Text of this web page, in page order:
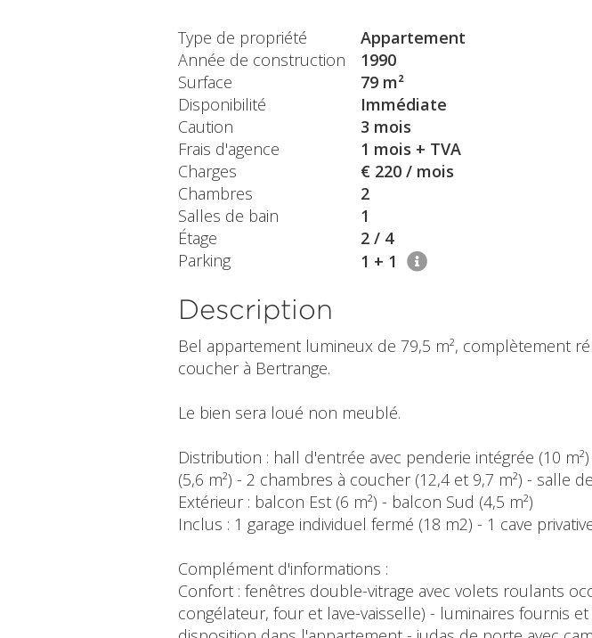
Type de propriété
Appartement
Année de construction
1990
Surface
79 m²
Disponibilité
Immédiate
Caution
3 mois
Frais d'agence
1 mois + TVA
Charges
€ 220 / mois
Chambres
2
Salles de bain
1
Étage
2 / 4
Parking
1 + 1
Description
Bel appartement lumineux de 79,5 m², complètement
coucher à Bertrange.
Le bien sera loué non meublé.
Distribution : hall d'entrée avec penderie intégrée (10
(5,6 m²) - 2 chambres à coucher (12,4 et 9,7 m²) - salle
Extérieur : balcon Est (6 m²) - balcon Sud (4,5 m²)
Inclus : 1 garage individuel fermé (18 m2) - 1 cave
Complément d'informations :
Confort : fenêtres double-vitrage avec volets roulants
congélateur, four et lave-vaisselle) - luminaires fournis